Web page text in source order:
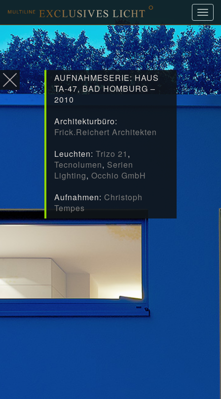
ein-/
AUFNAHMESERIE: HAUS
TA-47, BAD HOMBURG –
2010
Architekturbüro:
Frick.Reichert Architekten
Leuchten: Trizo 21 ,
Tecnolumen, Serien
Lighting, Occhio GmbH
Aufnahmen: Christoph
Tempes